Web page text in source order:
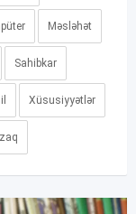
Məsləhət
Sahibkar
Xüsusiyyətlər